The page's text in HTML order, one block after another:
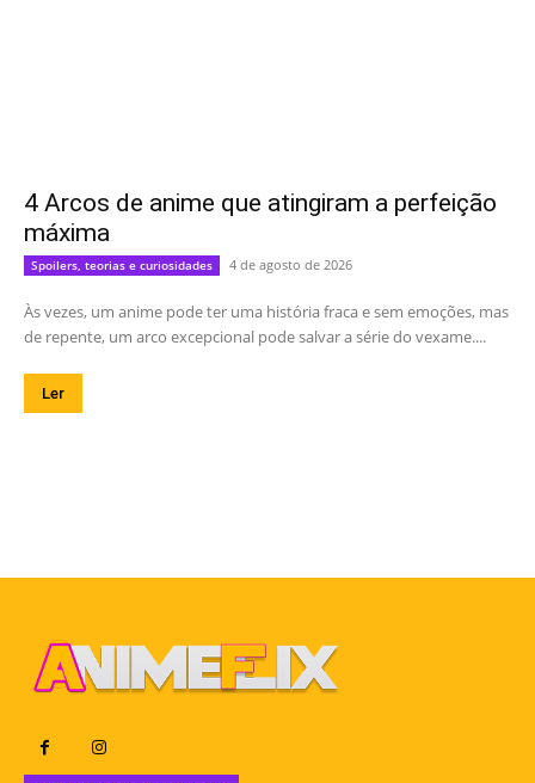
4 Arcos de anime que atingiram a perfeição
máxima
Spoilers, teorias e curiosidades 4 de agosto de 2026
Às vezes, um anime pode ter uma história fraca e sem emoções, mas
de repente, um arco excepcional pode salvar a série do vexame....
Ler